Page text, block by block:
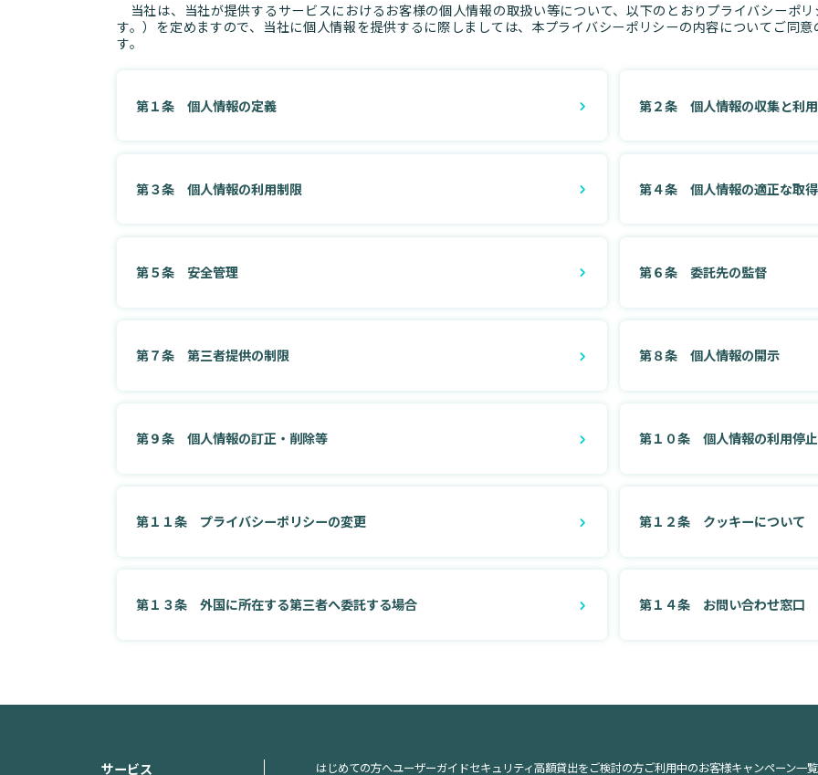
当社は、当社が提供するサービスにおけるお客様の個人情報の取扱い等について、以下のとおりプライバシーポ
す。）を定めますので、当社に個人情報を提供するに際しましては、本プライバシーポリシーの内容についてご同
す。
第１条 個人情報の定義 第２条 個人情報の収集と利
第３条 個人情報の利用制限 第４条 個人情報の適正な取得
第５条 安全管理 第６条 委託先の監督
第７条 第三者提供の制限 第８条 個人情報の開示
第９条 個人情報の訂正・削除等 第１０条 個人情報の利用停
第１１条 プライバシーポリシーの変更 第１２条 クッキーについて
第１３条 外国に所在する第三者へ委託する場合 第１４条 お問い合わせ窓口
サービス はじめての方へユーザーガイドセキュリティ高額貸出をご検討の方ご利用中のお客様キャンペーン一覧